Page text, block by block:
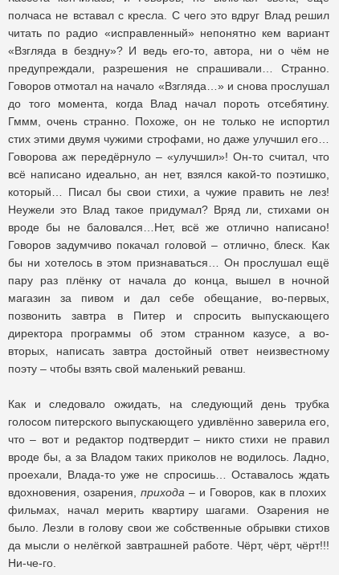
полчаса не вставал с кресла. С чего это вдруг Влад решил
читать по радио «исправленный» непонятно кем вариант
«Взгляда в бездну»? И ведь его-то, автора, ни о чём не
предупреждали, разрешения не спрашивали… Странно.
Говоров отмотал на начало «Взгляда…» и снова прослушал
до того момента, когда Влад начал пороть отсебятину.
Гммм, очень странно. Похоже, он не только не испортил
стих этими двумя чужими строфами, но даже улучшил его…
Говорова аж передёрнуло – «улучшил»! Он-то считал, что
всё написано идеально, ан нет, взялся какой-то поэтишко,
который… Писал бы свои стихи, а чужие править не лез!
Неужели это Влад такое придумал? Вряд ли, стихами он
вроде бы не баловался…Нет, всё же отлично написано!
Говоров задумчиво покачал головой – отлично, блеск. Как
бы ни хотелось в этом признаваться… Он прослушал ещё
пару раз плёнку от начала до конца, вышел в ночной
магазин за пивом и дал себе обещание, во-первых,
позвонить завтра в Питер и спросить выпускающего
директора программы об этом странном казусе, а во-
вторых, написать завтра достойный ответ неизвестному
поэту – чтобы взять свой маленький реванш.
Как и следовало ожидать, на следующий день трубка
голосом питерского выпускающего удивлённо заверила его,
что – вот и редактор подтвердит – никто стихи не правил
вроде бы, а за Владом таких приколов не водилось. Ладно,
проехали, Влада-то уже не спросишь… Оставалось ждать
вдохновения, озарения, прихода – и Говоров, как в плохих
фильмах, начал мерить квартиру шагами. Озарения не
было. Лезли в голову свои же собственные обрывки стихов
да мысли о нелёгкой завтрашней работе. Чёрт, чёрт, чёрт!!!
Ни-че-го.